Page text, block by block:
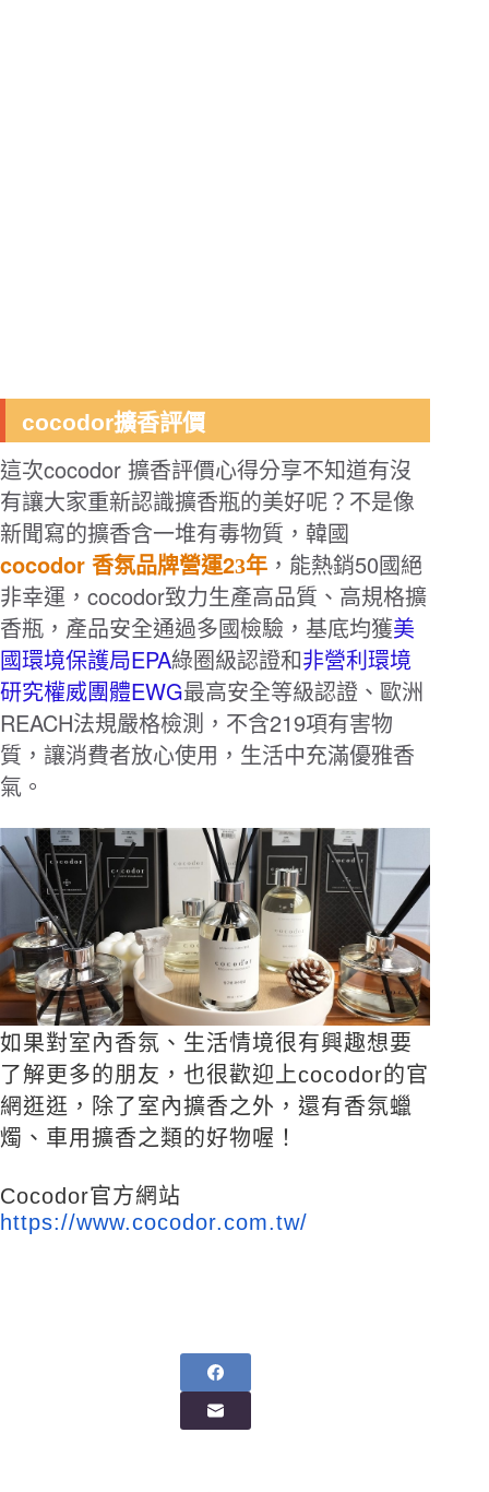
cocodor擴香評價
這次cocodor 擴香評價心得分享不知道有沒
有讓大家重新認識擴香瓶的美好呢？不是像
新聞寫的擴香含一堆有毒物質，韓國
cocodor 香氛品牌營運23年 ，能熱銷50國絕
非幸運， cocodor致力生產高品質、高規格擴
香瓶，產品安全通過多國檢驗，基底均獲美
國環境保護局EPA綠圈級認證和非營利環境
研究權威團體EWG最高安全等級認證、歐洲
REACH法規嚴格檢測，不含219項有害物
質，讓消費者放心使用，生活中充滿優雅香
氣。
如果對室內香氛、生活情境很有興趣想要
了解更多的朋友，也很歡迎上cocodor的官
網逛逛，除了室內擴香之外， 還有香氛蠟
燭、車用擴香之類的好物喔！
Cocodor官方網站
https://www.cocodor.com.tw/